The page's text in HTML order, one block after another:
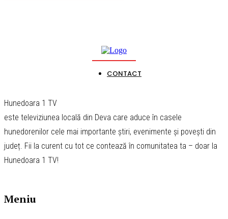
CONTACT
Hunedoara 1 TV
este televiziunea locală din Deva care aduce în casele
hunedorenilor cele mai importante știri, evenimente și povești din
județ. Fii la curent cu tot ce contează în comunitatea ta – doar la
Hunedoara 1 TV!
Meniu